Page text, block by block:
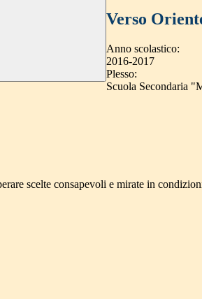
Verso
Anno scolastico:
2016-2017
Plesso:
Scuola Secondaria
scelte consapevoli e mirate in